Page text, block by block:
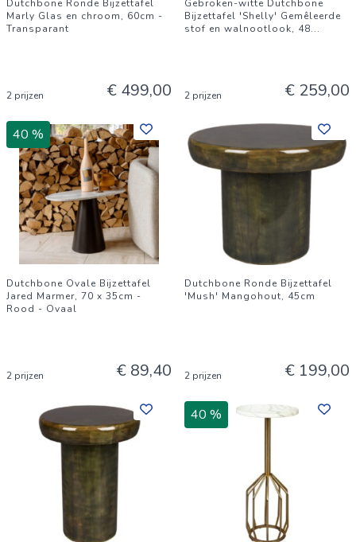
Dutchbone Ronde Bijzettafel
Marly Glas en chroom, 60cm -
Transparant
2 prijzen € 499,00
Gebroken-witte Dutchbone
Bijzettafel 'Shelly' Gemêleerde
stof en walnootlook, 48...
2 prijzen € 259,00
40 %
Dutchbone Ovale Bijzettafel
Jared Marmer, 70 x 35cm -
Rood - Ovaal
2 prijzen € 89,40
Dutchbone Ronde Bijzettafel
'Mush' Mangohout, 45cm
2 prijzen € 199,00
40 %